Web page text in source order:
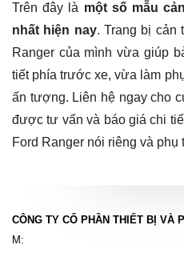
Trên đây là một số mẫu
nhất hiện nay. Trang bị cản
Ranger của mình vừa giúp
tiết phía trước xe, vừa làm
ấn tượng. Liên hệ ngay cho
được tư vấn và báo giá chi
Ford Ranger nói riêng và phụ
CÔNG TY CỔ PHẦN THIẾT BỊ VÀ
M: